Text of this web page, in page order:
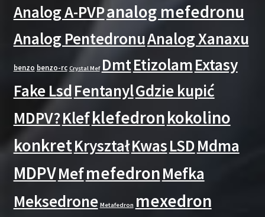
Analog A-PVPanalog mefedronu
Analog PentedronuAnalog Xanaxu
benzo benzo-rc Crystal Mef DmtEtizolamExtasy
Fake LsdFentanylGdzie kupić
MDPV?Klefklefedronkokolino
konkretKryształKwasLSDMdma
MDPVMefmefedronMefka
Meksedrone Metafedron mexedron